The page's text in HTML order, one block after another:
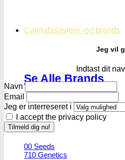
Cannabisavlere -og brands
Se Alle Brands
123
00 Seeds
710 Genetics
Jeg vil
Indtast dit
Navn
Email
Jeg er interreseret i
I accept the privacy policy